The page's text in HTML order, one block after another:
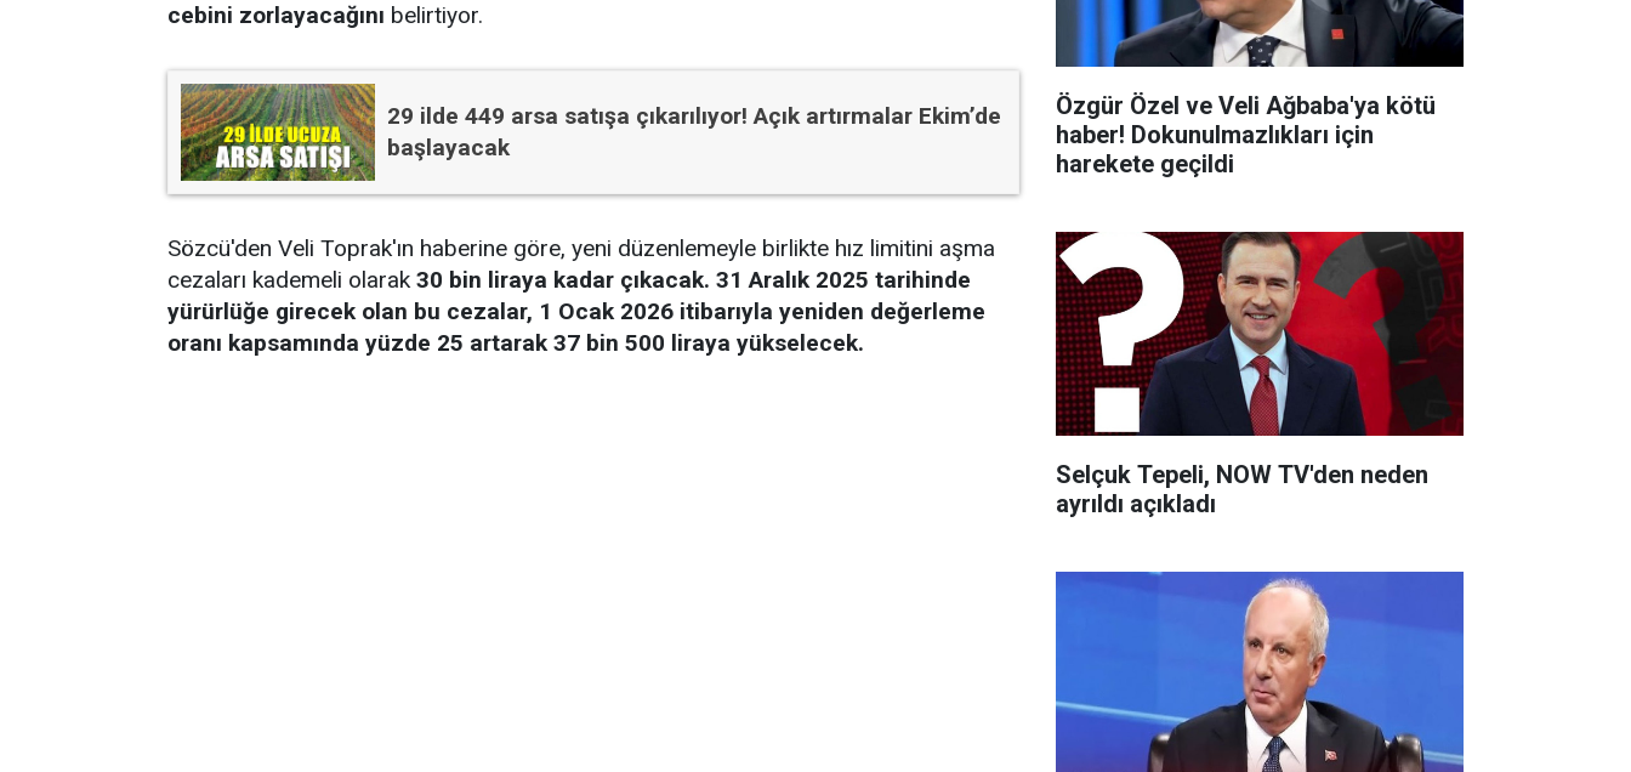
cebini zorlayacağını belirtiyor.
29 ilde 449 arsa satışa çıkarılıyor! Açık artırmalar Ekim’de
başlayacak
Sözcü'den Veli Toprak'ın haberine göre, yeni düzenlemeyle birlikte hız limitini aşma
cezaları kademeli olarak 30 bin liraya kadar çıkacak. 31 Aralık 2025 tarihinde
yürürlüğe girecek olan bu cezalar, 1 Ocak 2026 itibarıyla yeniden değerleme
oranı kapsamında yüzde 25 artarak 37 bin 500 liraya yükselecek.
Özgür Özel ve Veli Ağbaba'ya kötü
haber! Dokunulmazlıkları için
harekete geçildi
Selçuk Tepeli, NOW TV'den neden
ayrıldı açıkladı